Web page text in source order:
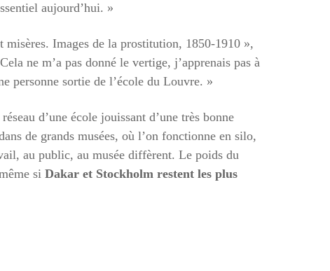
aujourd’hui. »
Images de la prostitution, 1850-1910 »,
ne m’a pas donné le vertige, j’apprenais pas à
personne sortie de l’école du Louvre. »
d’une école jouissant d’une très bonne
de grands musées, où l’on fonctionne en silo,
au public, au musée diffèrent. Le poids du
si Dakar et Stockholm restent les plus